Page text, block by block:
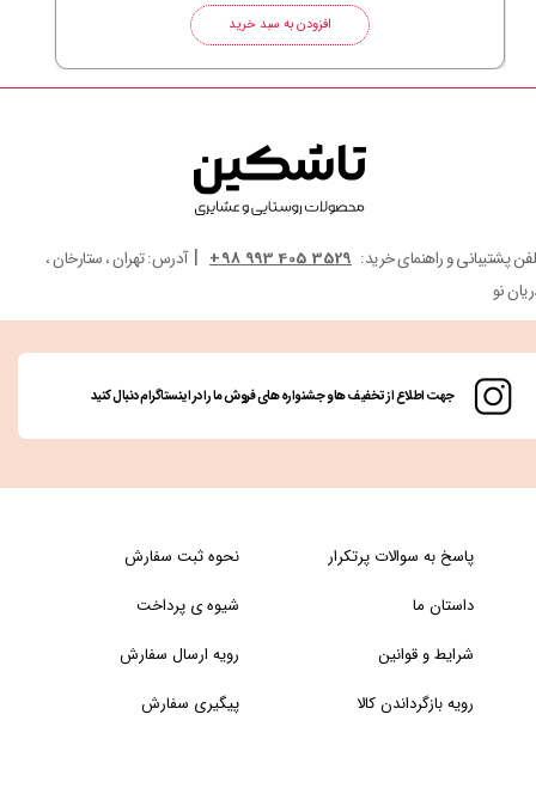
افزودن به سبد خرید
جهت اطلاع از تخفیف ها و جشنواره های فروش ما را در اینستاگرام دنبال کنید
پاسخ به سوالات پرتکرار
داستان ما
شرایط و قوانین
رویه بازگرداندن کالا
نحوه ثبت سفارش
شیوه ی پرداخت
رویه ارسال سفارش
پیگیری سفارش
پشتیبانی و راهنمای خرید: 3529 405 993 98+
| آدرس: تهران ، ستارخان ،
نو